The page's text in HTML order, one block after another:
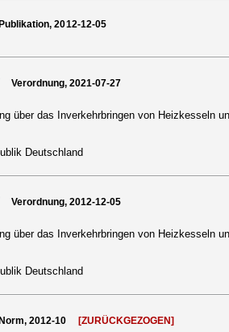
Publikation, 2012-12-05
Verordnung, 2021-07-27
über das Inverkehrbringen von Heizkesseln
Deutschland
Verordnung, 2012-12-05
über das Inverkehrbringen von Heizkesseln
Deutschland
Norm, 2012-10 [ZURÜCKGEZOGEN]